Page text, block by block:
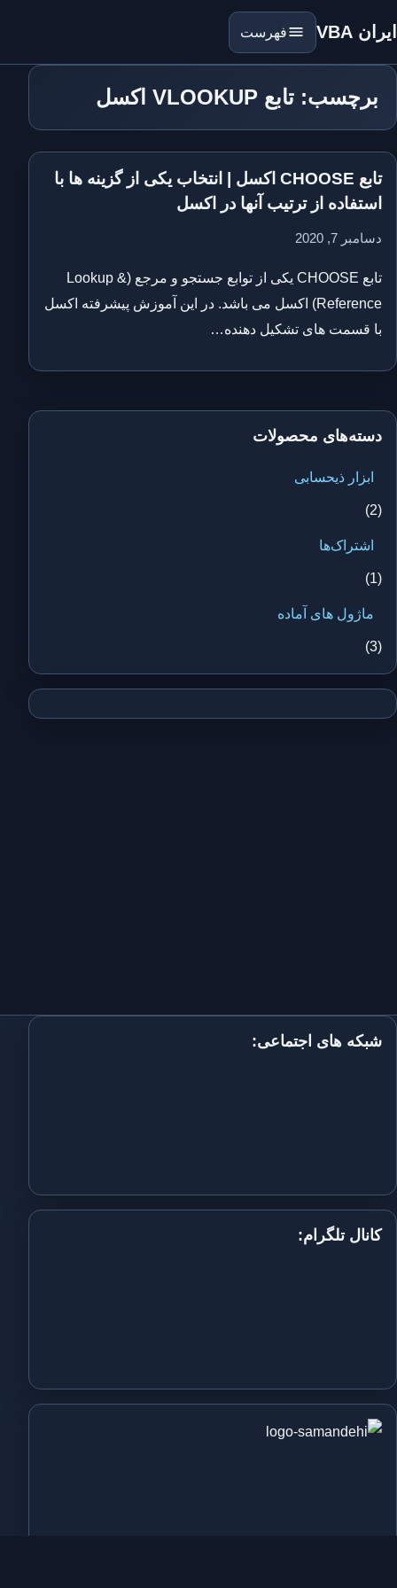
ایران VBA فهرست
برچسب: تابع VLOOKUP اکسل
تابع CHOOSE اکسل | انتخاب یکی از گزینه ها با
استفاده از ترتیب آنها در اکسل
دسامبر 7, 2020
تابع CHOOSE یکی از توابع جستجو و مرجع (Lookup &
Reference) اکسل می باشد. در این آموزش پیشرفته اکسل
با قسمت های تشکیل دهنده…
دسته‌های محصولات
ابزار ذیحسابی
(2)
اشتراک‌ها
(1)
ماژول های آماده
(3)
شبکه های اجتماعی:
کانال تلگرام: